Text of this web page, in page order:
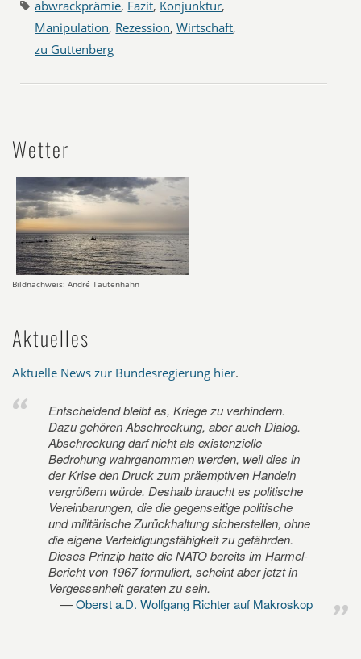
abwrackprämie, Fazit, Konjunktur,
Manipulation, Rezession,Wirtschaft,
zu Guttenberg
Wetter
Bildnachweis: André Tautenhahn
Aktuelles
Aktuelle News zur Bundesregierung hier.
Entscheidend bleibt es, Kriege zu verhindern.
Dazu gehören Abschreckung, aber auch Dialog.
Abschreckung darf nicht als existenzielle
Bedrohung wahrgenommen werden, weil dies in
der Krise den Druck zum präemptiven Handeln
vergrößern würde. Deshalb braucht es politische
Vereinbarungen, die die gegenseitige politische
und militärische Zurückhaltung sicherstellen, ohne
die eigene Verteidigungsfähigkeit zu gefährden.
Dieses Prinzip hatte die NATO bereits im Harmel-
Bericht von 1967 formuliert, scheint aber jetzt in
Vergessenheit geraten zu sein.
Oberst a.D. Wolfgang Richter auf Makroskop